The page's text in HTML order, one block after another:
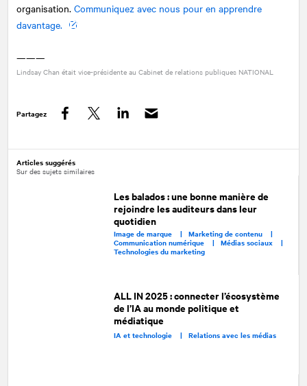
organisation. Communiquez avec nous pour en apprendre
davantage.
———
Lindsay Chan était vice-présidente au Cabinet de relations publiques NATIONAL
Partagez
Articles suggérés
Sur des sujets similaires
Les balados : une bonne manière de
rejoindre les auditeurs dans leur
quotidien
Image de marque | Marketing de contenu |
Communication numérique | Médias sociaux |
Technologies du marketing
ALL IN 2025 : connecter l’écosystème
de l’IA au monde politique et
médiatique
IA et technologie |Relations avec les médias